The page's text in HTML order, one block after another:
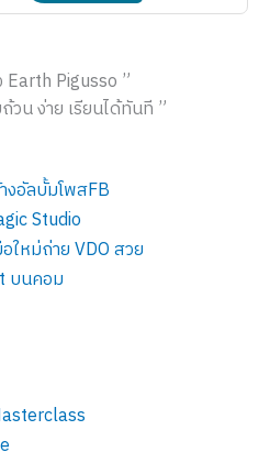
Pigusso ”
วน ง่าย เรียนได้ทันที ”
งอัลบั้มโพสFB
Studio
ใหม่ถ่าย VDO สวย
บนคอม